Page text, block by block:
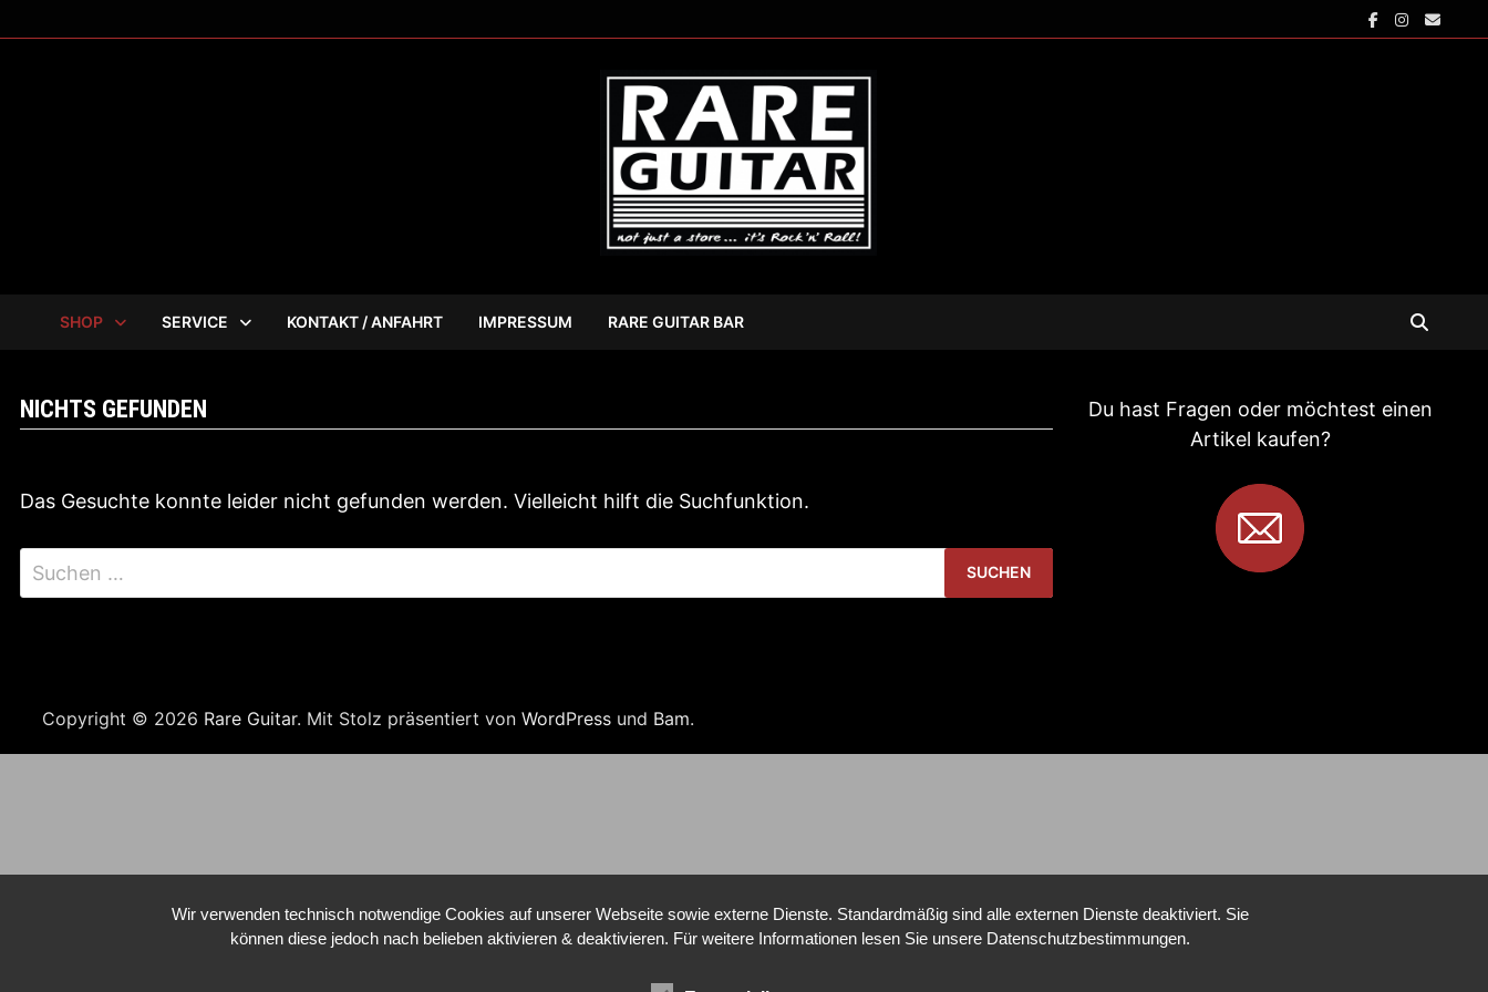
Inhalt
SHOP SERVICE KONTAKT / ANFAHRT IMPRESSUM RARE GUITAR BAR
NICHTS GEFUNDEN
Das Gesuchte konnte leider nicht gefunden werden. Vielleicht hilft die Suchfunktion.
Suchen
nach:
Du hast Fragen oder möchtest einen
Artikel kaufen?
Copyright © 2026 Rare Guitar. Mit Stolz präsentiert vonWordPress und Bam.
Wir verwenden technisch notwendige Cookies auf unserer Webseite sowie externe Dienste. Standardmäßig sind alle externen Dienste deaktiviert. Sie
können diese jedoch nach belieben aktivieren & deaktivieren. Für weitere Informationen lesen Sie unsere Datenschutzbestimmungen.